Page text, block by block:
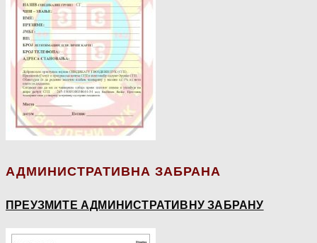
АДМИНИСТРАТИВНА ЗАБРАНА
ПРЕУЗМИТЕ АДМИНИСТРАТИВНУ ЗАБРАНУ